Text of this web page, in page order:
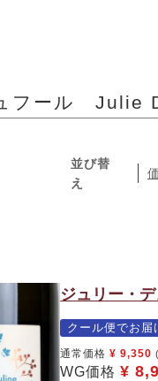
フール Julie
並び替
え
ジュリー・
クール便でお届
通常価格 ¥ 9,350
WG価格 ¥